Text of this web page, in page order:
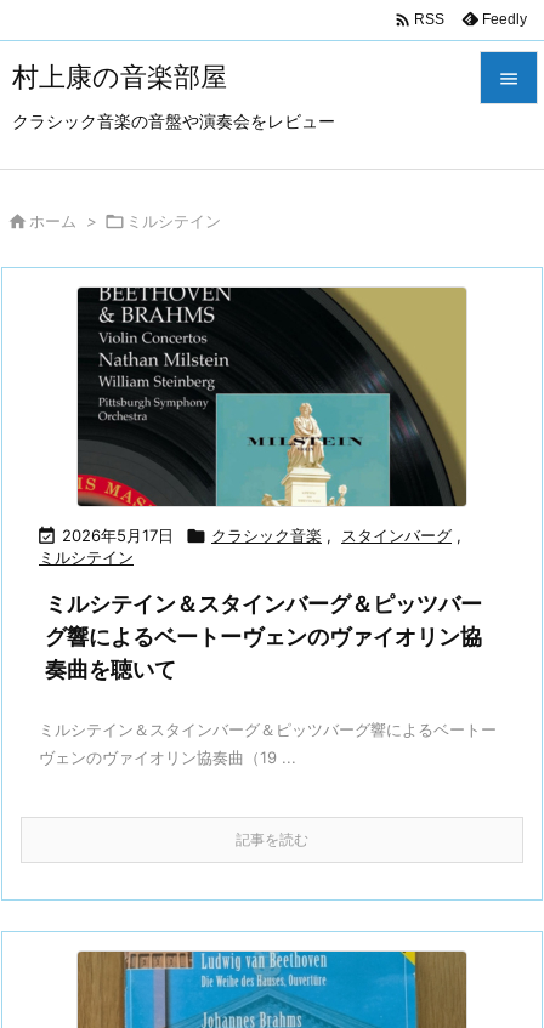
村上康の音楽部屋
クラシック音楽の音盤や演奏会をレビュー

 RSS Feedly
 ホーム >  ミルシテイン
 2026年5月17日  クラシック音楽 , スタインバーグ ,
ミルシテイン
ミルシテイン＆スタインバーグ＆ピッツバー
グ響によるベートーヴェンのヴァイオリン協
奏曲を聴いて
ミルシテイン＆スタインバーグ＆ピッツバーグ響によるベートー
ヴェンのヴァイオリン協奏曲（19 ...
記事を読む